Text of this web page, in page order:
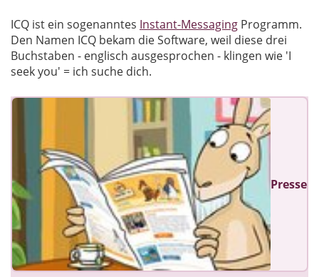
ICQ ist ein sogenanntes Instant-Messaging Programm.
Den Namen ICQ bekam die Software, weil diese drei
Buchstaben - englisch ausgesprochen - klingen wie 'I
seek you' = ich suche dich.
Presse